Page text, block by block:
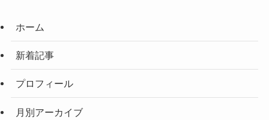
ホーム
新着記事
プロフィール
月別アーカイブ